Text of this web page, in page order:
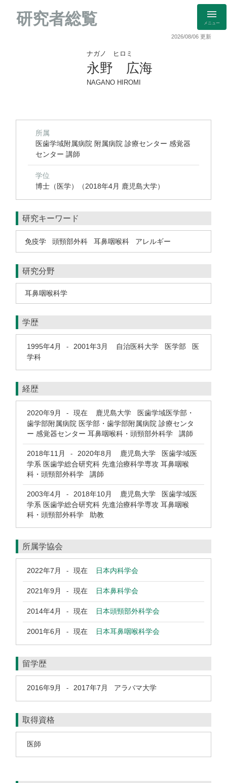
研究者総覧 メニュー
2026/08/06 更新
ナガノ ヒロミ
永野 広海
NAGANO HIROMI
所属
医歯学域附属病院 附属病院 診療センター 感覚器
センター 講師
学位
博士（医学）（2018年4月 鹿児島大学）
研究キーワード
免疫学 頭頸部外科 耳鼻咽喉科 アレルギー
研究分野
耳鼻咽喉科学
学歴
1995年4月 - 2001年3月
自治医科大学 医学部 医
学科
経歴
2020年9月 - 現在 鹿児島大学 医歯学域医学部・
歯学部附属病院 医学部・歯学部附属病院 診療センタ
ー 感覚器センター 耳鼻咽喉科・頭頸部外科学 講師
2018年11月 - 2020年8月
鹿児島大学 医歯学域医
学系 医歯学総合研究科 先進治療科学専攻 耳鼻咽喉
科・頭頸部外科学 講師
2003年4月 - 2018年10月
鹿児島大学 医歯学域医
学系 医歯学総合研究科 先進治療科学専攻 耳鼻咽喉
科・頭頸部外科学 助教
所属学協会
2022年7月 - 現在 日本内科学会
2021年9月 - 現在 日本鼻科学会
2014年4月 - 現在 日本頭頸部外科学会
2001年6月 - 現在 日本耳鼻咽喉科学会
留学歴
2016年9月 - 2017年7月 アラバマ大学
取得資格
医師